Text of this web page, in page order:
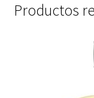
Productos